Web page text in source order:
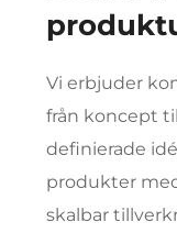
Vi erbjuder
från koncept
definierade
produkter
skalbar